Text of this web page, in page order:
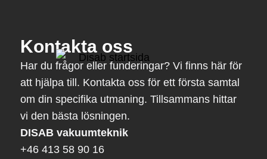
Kontakta oss
Har du frågor eller funderingar? Vi finns här för
att hjälpa till. Kontakta oss för ett första samtal
om din specifika utmaning. Tillsammans hittar
vi den bästa lösningen.
DISAB vakuumteknik
+46 413 58 90 16